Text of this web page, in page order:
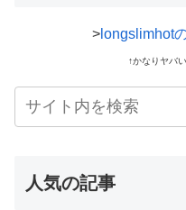
> longslimhot
↑かなりヤバ
人気の記事